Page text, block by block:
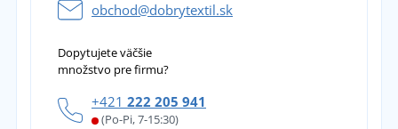
obchod@dobrytextil.sk
Dopytujete väčšie
množstvo pre firmu?
+421 222 205 941
(Po-Pi, 7-15:30)